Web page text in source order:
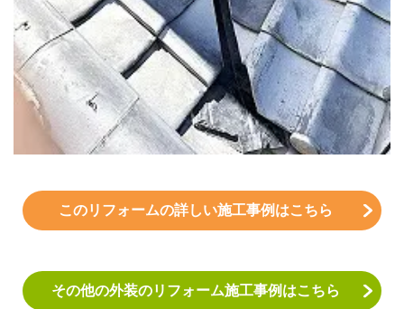
このリフォームの詳しい施工事例はこちら
その他の外装のリフォーム施工事例はこちら